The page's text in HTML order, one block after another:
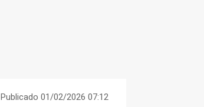
Publicado 01/02/2026 07:12